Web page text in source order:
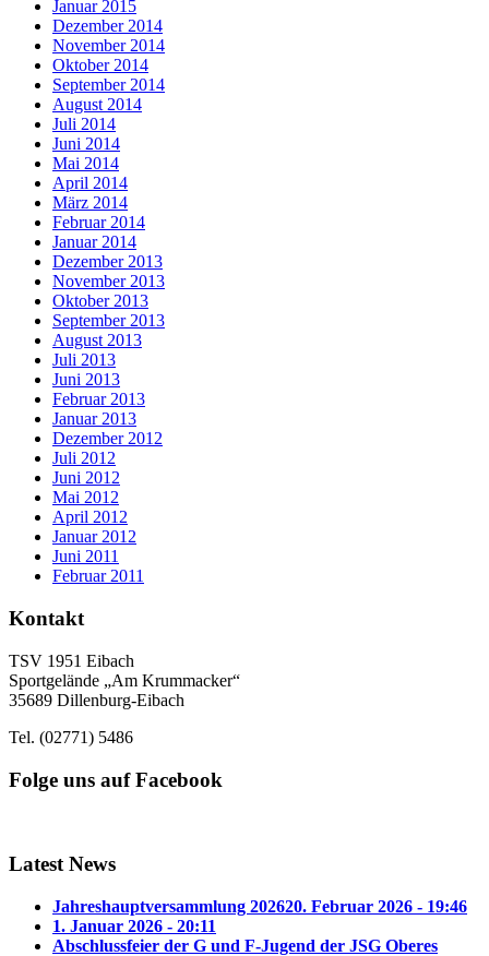
Januar 2015
Dezember 2014
November 2014
Oktober 2014
September 2014
August 2014
Juli 2014
Juni 2014
Mai 2014
April 2014
März 2014
Februar 2014
Januar 2014
Dezember 2013
November 2013
Oktober 2013
September 2013
August 2013
Juli 2013
Juni 2013
Februar 2013
Januar 2013
Dezember 2012
Juli 2012
Juni 2012
Mai 2012
April 2012
Januar 2012
Juni 2011
Februar 2011
Kontakt
TSV 1951 Eibach
Sportgelände „Am Krummacker“
35689 Dillenburg-Eibach
Tel. (02771) 5486
Folge uns auf Facebook
Latest News
Jahreshauptversammlung 202620. Februar 2026 - 19:46
1. Januar 2026 - 20:11
Abschlussfeier der G und F-Jugend der JSG Oberes